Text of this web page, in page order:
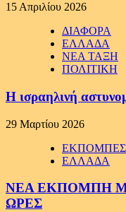
15 Απριλίου 2026
ΔΙΑΦΟΡΑ
ΕΛΛΑΔΑ
ΝΕΑ ΤΑΞΗ
ΠΟΛΙΤΙΚΗ
Η ισραηλινή
29 Μαρτίου 2026
ΕΛΛΑΔΑ
ΝΕΑ ΕΚΠΟΜΠΗ
ΩΡΕΣ